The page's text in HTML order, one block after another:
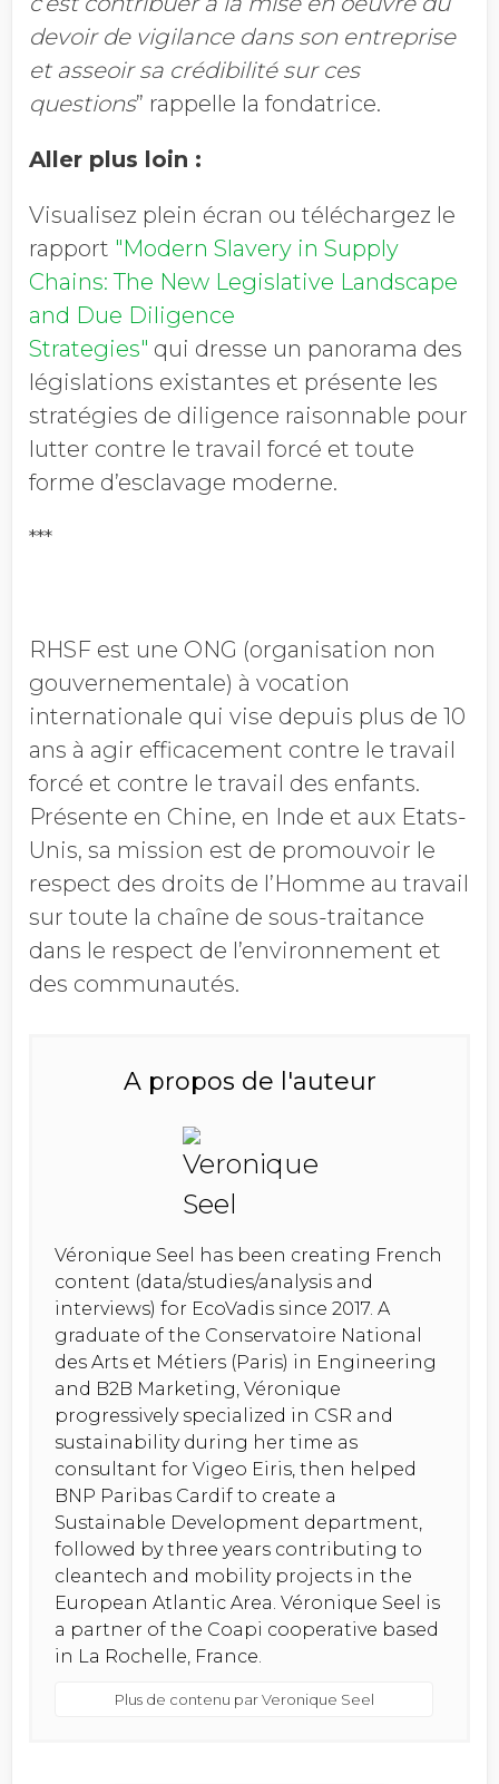
devoir de vigilance dans son entreprise
et asseoir sa crédibilité sur ces
questions” rappelle la fondatrice.
Aller plus loin :
Visualisez plein écran ou téléchargez le
rapport "Modern Slavery in Supply
Chains: The New Legislative Landscape
and Due Diligence
Strategies" qui dresse un panorama des
législations existantes et présente les
stratégies de diligence raisonnable pour
lutter contre le travail forcé et toute
forme d’esclavage moderne.
***
RHSF est une ONG (organisation non
gouvernementale) à vocation
internationale qui vise depuis plus de 10
ans à agir efficacement contre le travail
forcé et contre le travail des enfants.
Présente en Chine, en Inde et aux Etats-
Unis, sa mission est de promouvoir le
respect des droits de l’Homme au travail
sur toute la chaîne de sous-­traitance
dans le respect de l’environnement et
des communautés.
A propos de l'auteur
Véronique Seel has been creating French
content (data/studies/analysis and
interviews) for EcoVadis since 2017. A
graduate of the Conservatoire National
des Arts et Métiers (Paris) in Engineering
and B2B Marketing, Véronique
progressively specialized in CSR and
sustainability during her time as
consultant for Vigeo Eiris, then helped
BNP Paribas Cardif to create a
Sustainable Development department,
followed by three years contributing to
cleantech and mobility projects in the
European Atlantic Area. Véronique Seel is
a partner of the Coapi cooperative based
in La Rochelle, France.
Plus de contenu par Veronique Seel